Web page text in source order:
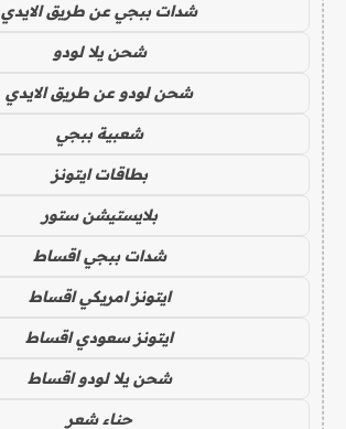
شدات ببجي عن طريق الايدي
شحن يلا لودو
شحن لودو عن طريق الايدي
شعبية ببجي
بطاقات ايتونز
بلايستيشن ستور
شدات ببجي اقساط
ايتونز امريكي اقساط
ايتونز سعودي اقساط
شحن يلا لودو اقساط
حناء شعر